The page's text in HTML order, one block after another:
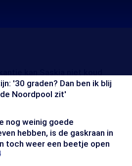
'30 graden? Dan ben ik blij
Noordpool zit'
nog weinig goede
hebben, is de gaskraan in
toch weer een beetje open